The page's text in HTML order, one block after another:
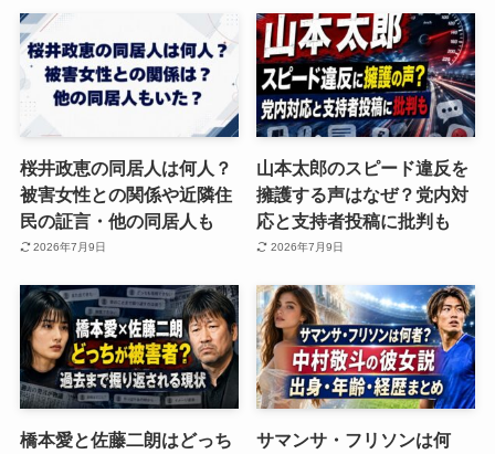
桜井政恵の同居人は何人？
被害女性との関係や近隣住
民の証言・他の同居人も
2026年7月9日
山本太郎のスピード違反を
擁護する声はなぜ？党内対
応と支持者投稿に批判も
2026年7月9日
橋本愛と佐藤二朗はどっち
サマンサ・フリソンは何